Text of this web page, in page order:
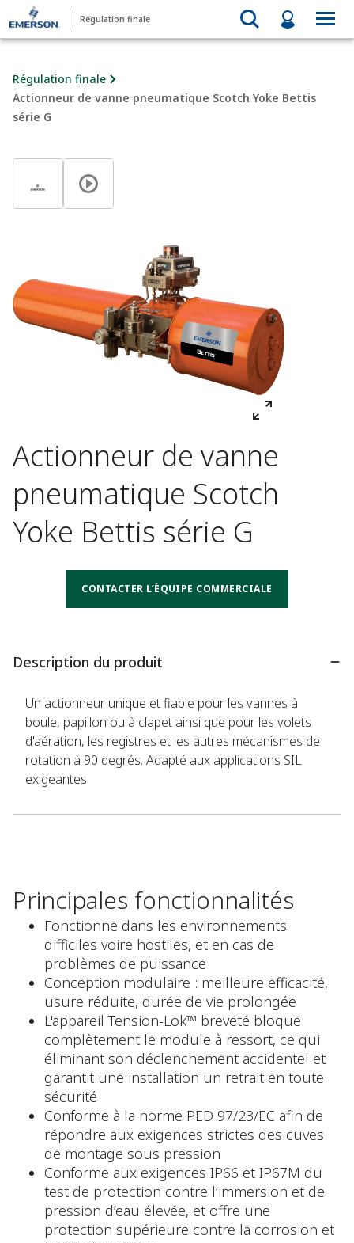
Régulation finale
Régulation finale
Actionneur de vanne pneumatique Scotch Yoke Bettis
série G
Actionneur de vanne
pneumatique Scotch
Yoke Bettis série G
CONTACTER L’ÉQUIPE COMMERCIALE
Description du produit
Un actionneur unique et fiable pour les vannes à
boule, papillon ou à clapet ainsi que pour les volets
d'aération, les registres et les autres mécanismes de
rotation à 90 degrés. Adapté aux applications SIL
exigeantes
Principales fonctionnalités
Fonctionne dans les environnements
difficiles voire hostiles, et en cas de
problèmes de puissance
Conception modulaire : meilleure efficacité,
usure réduite, durée de vie prolongée
L'appareil Tension-Lok™ breveté bloque
complètement le module à ressort, ce qui
éliminant son déclenchement accidentel et
garantit une installation un retrait en toute
sécurité
Conforme à la norme PED 97/23/EC afin de
répondre aux exigences strictes des cuves
de montage sous pression
Conforme aux exigences IP66 et IP67M du
test de protection contre l’immersion et de
pression d’eau élevée, et offre une
protection supérieure contre la corrosion et